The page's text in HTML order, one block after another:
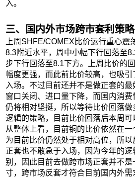
入。
三、国内外市场跨市套利策略
上周SHFE/COMEX比价运行重心震
8.3附近水平，周中小幅下行回落至
步下行回落至8.1下方。上周比价的
幅度更强，而此前比价较高，也吸
入场。不过目前还并不是做正套的最
窗口关闭、进口量下降，而国内消
仍将相对坚挺，所以等待比价回落
逻辑的策略，目前比价回落后本周
从整体上看，目前铜的比价依然在一
为目前比价仍然处于相对高位，所
正套也不敢急于入场，因为今年的
别，因此目前去做跨市场正套并不
寸，跨市场反套才符合目前国内外